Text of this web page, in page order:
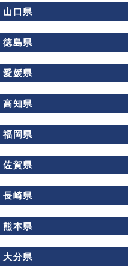
山口県
徳島県
愛媛県
高知県
福岡県
佐賀県
長崎県
熊本県
大分県